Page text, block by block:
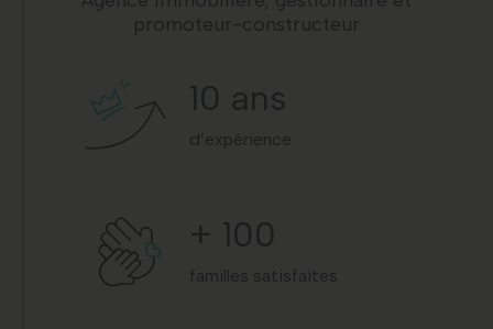
promoteur-constructeur
10 ans
d’expérience
+ 100
familles satisfaites